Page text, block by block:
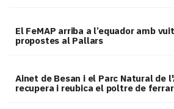
El FeMAP arriba a l’equador amb
propostes al Pallars
Ainet de Besan i el Parc Natural de
recupera i reubica el poltre de ferrar